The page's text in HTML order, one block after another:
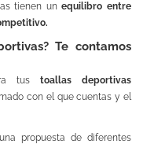
tienen unequilibro entre
Te contamos
tus toallas deportivas
con el que cuentas y el
propuesta de diferentes